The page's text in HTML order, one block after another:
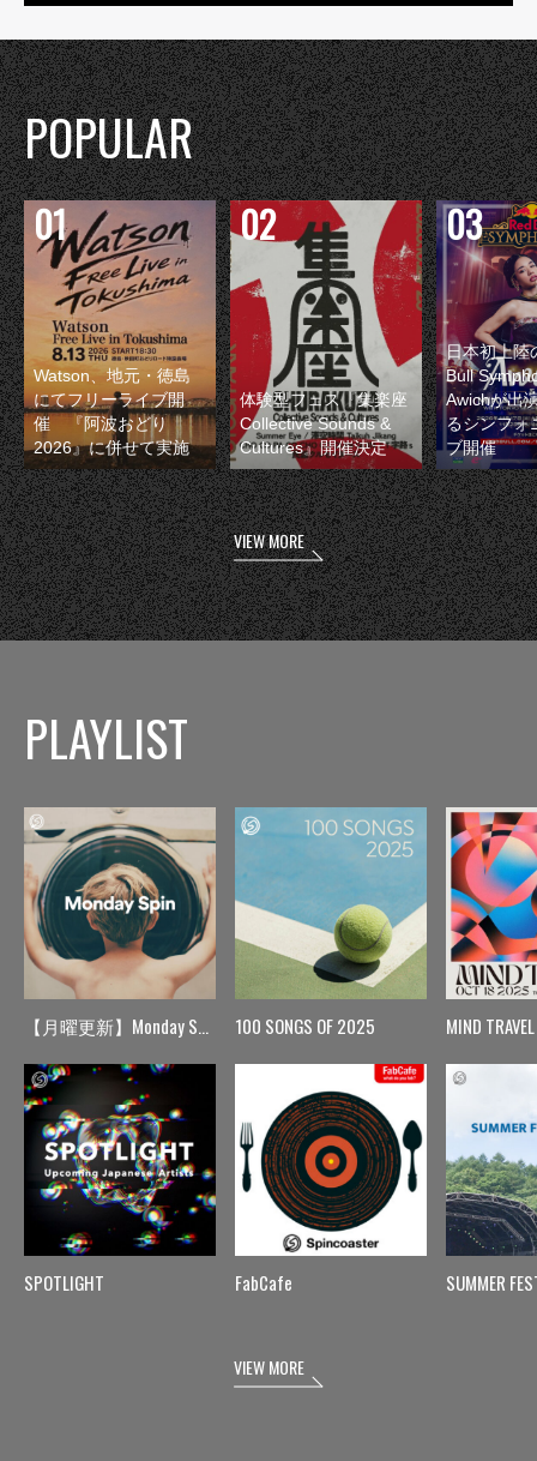
POPULAR
Watson、地元・徳島
にてフリーライブ開
催 『阿波おどり
2026』に併せて実施
体験型フェス『集楽座
Collective Sounds &
Cultures』開催決定
日本初上陸
Bull
Awichが出
るシンフォ
ブ開催
VIEW MORE
PLAYLIST
【月曜更新】Monday Spin
SPOTLIGHT
100 SONGS OF 2025
FabCafe
MIND TRAVEL
SUMMER
VIEW MORE